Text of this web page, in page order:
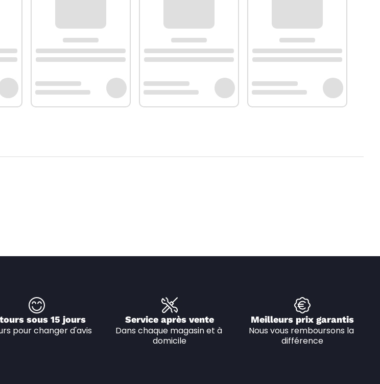
sous 15 jours
pour changer d'avis
Service après vente
Dans chaque magasin et à
domicile
Meilleurs prix garantis
Nous vous remboursons la
différence